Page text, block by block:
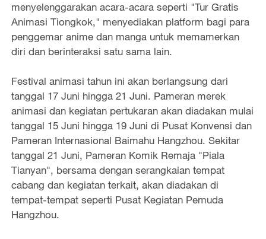
menyelenggarakan acara-acara seperti "Tur Gratis
Animasi Tiongkok," menyediakan platform bagi para
penggemar anime dan manga untuk memamerkan
diri dan berinteraksi satu sama lain.
Festival animasi tahun ini akan berlangsung dari
tanggal 17 Juni hingga 21 Juni. Pameran merek
animasi dan kegiatan pertukaran akan diadakan mulai
tanggal 15 Juni hingga 19 Juni di Pusat Konvensi dan
Pameran Internasional Baimahu Hangzhou. Sekitar
tanggal 21 Juni, Pameran Komik Remaja "Piala
Tianyan", bersama dengan serangkaian tempat
cabang dan kegiatan terkait, akan diadakan di
tempat-tempat seperti Pusat Kegiatan Pemuda
Hangzhou.